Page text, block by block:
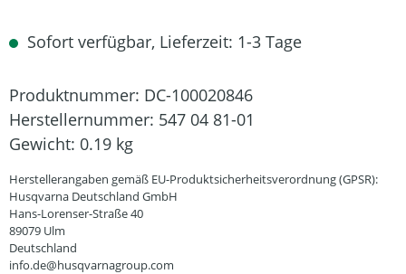
Sofort verfügbar, Lieferzeit: 1-3 Tage
Produktnummer: DC-100020846
Herstellernummer: 547 04 81-01
Gewicht: 0.19 kg
Herstellerangaben gemäß EU-Produktsicherheitsverordnung (GPSR):
Husqvarna Deutschland GmbH
Hans-Lorenser-Straße 40
89079 Ulm
Deutschland
info.de@husqvarnagroup.com